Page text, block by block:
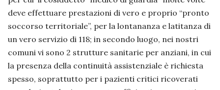
deve effettuare prestazioni di vero e proprio “pronto
soccorso territoriale”, per la lontananza e latitanza di
un vero servizio di 118; in secondo luogo, nei nostri
comuni vi sono 2 strutture sanitarie per anziani, in cui
la presenza della continuità assistenziale è richiesta
spesso, soprattutto per i pazienti critici ricoverati